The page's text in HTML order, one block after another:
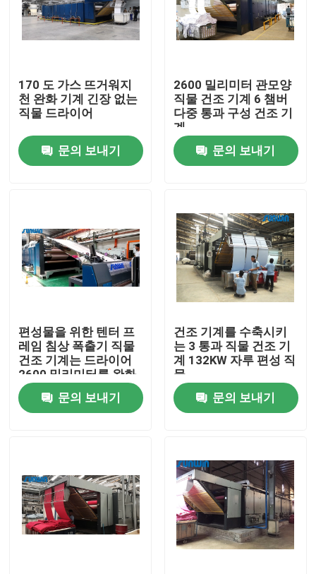
홈
접촉
직물 너비 내기 기계
허풍 너비 내기 기계
직물 건조 기계
구성 열 고정 시간
170 도 가스 뜨거워지
천 완화 기계 긴장 없는
직물 드라이어
문의 보내기
2600 밀리미터 관모양
직물 건조 기계 6 챔버
다중 통과 구성 건조 기
계
문의 보내기
편성물을 위한 텐터 프
레임 침상 폭출기 직물
건조 기계는 드라이어
2600 밀리미터를 완화
시킵니다
문의 보내기
건조 기계를 수축시키
는 3 통과 직물 건조 기
계 132KW 자루 편성 직
물
문의 보내기